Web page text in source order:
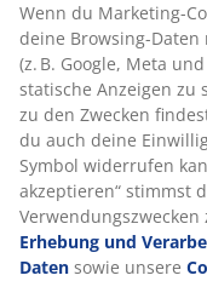
Wenn du Marketing-
deine Browsing-
(z. B. Google, Meta
statische Anzeigen zu
zu den Zwecken
du auch deine
Symbol widerrufen
akzeptieren“ stimmst
Erhebung und
Daten sowie unsere